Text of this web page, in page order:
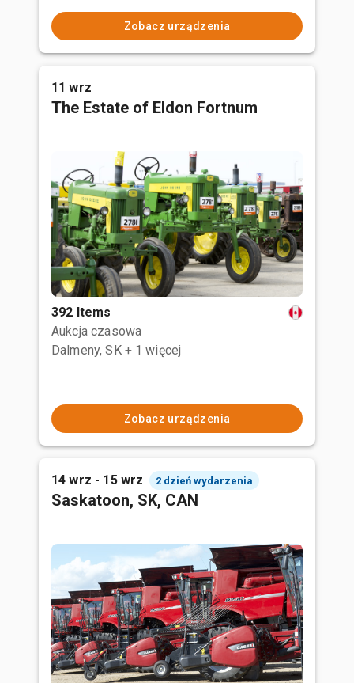
Zobacz urządzenia
11 wrz
The Estate of Eldon Fortnum
392 Items
Aukcja czasowa
Dalmeny, SK + 1 więcej
Zobacz urządzenia
14 wrz - 15 wrz 2 dzień wydarzenia
Saskatoon, SK, CAN